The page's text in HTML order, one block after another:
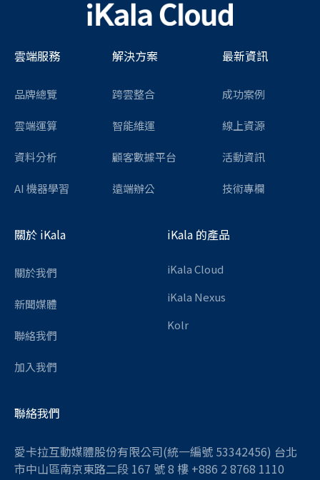
雲端服務
品牌總覽
雲端運算
資料分析
AI 機器學習
解決方案
跨雲整合
智能維運
顧客數據平台
遠端辦公
最新資訊
成功案例
線上資源
活動資訊
技術專欄
關於 iKala
關於我們
新聞媒體
聯絡我們
加入我們
iKala 的產品
iKala Cloud
iKala Nexus
Kolr
聯絡我們
愛卡拉互動媒體股份有限公司(統一編號 53342456) 台北
市中山區南京東路二段 167 號 8 樓 +886 2 8768 1110